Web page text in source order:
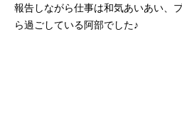
報告しながら仕事は和気あいあい、
ら過ごしている阿部でした♪